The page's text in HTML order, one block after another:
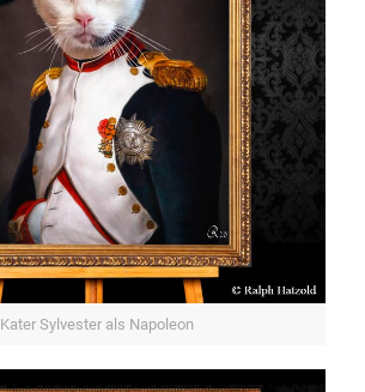
Kater Sylvester als Napoleon